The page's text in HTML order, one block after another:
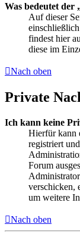
Was bedeutet der
Auf dieser
findest hier
diese im
Nach oben
Private
Ich kann keine
Hierfür kann
registriert
Forum
verschicken,
um weitere
Nach oben